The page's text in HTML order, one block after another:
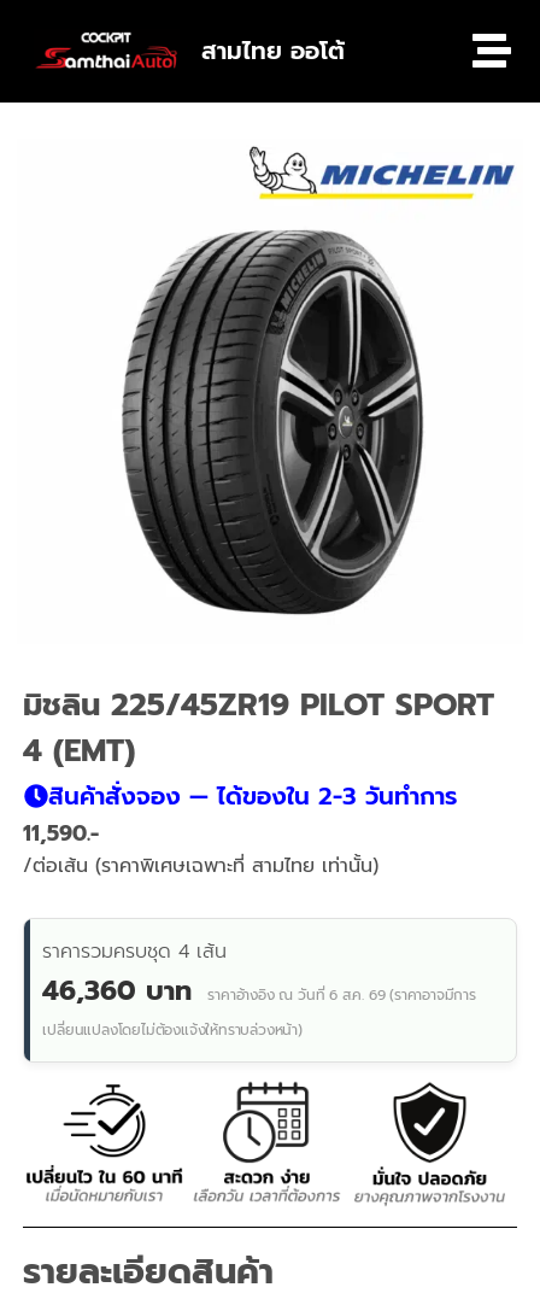
สามไทย ออโต้
มิชลิน 225/45ZR19 PILOT SPORT
4 (EMT)
สินค้าสั่งจอง — ได้ของใน 2-3 วันทำการ
11,590
/ต่อเส้น (ราคาพิเศษเฉพาะที่ สามไทย เท่านั้น)
ราคารวมครบชุด 4 เส้น
46,360 บาท
ราคาอ้างอิง ณ วันที่ 6 ส.ค. 69 (ราคาอาจมีการ
เปลี่ยนแปลงโดยไม่ต้องแจ้งให้ทราบล่วงหน้า)
รายละเอียดสินค้า